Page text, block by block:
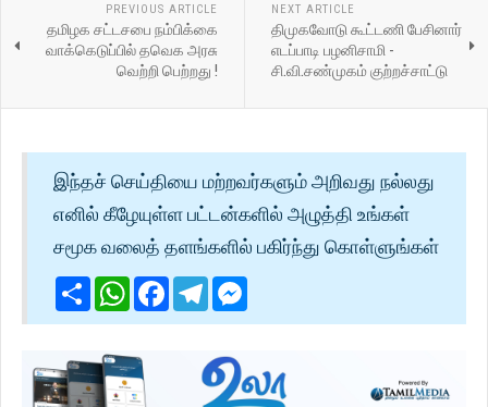
PREVIOUS ARTICLE
தமிழக சட்டசபை நம்பிக்கை
வாக்கெடுப்பில் தவெக அரசு
வெற்றி பெற்றது !
NEXT ARTICLE
திமுகவோடு கூட்டணி பேசினார்
எடப்பாடி பழனிசாமி -
சி.வி.சண்முகம் குற்றச்சாட்டு
இந்தச் செய்தியை மற்றவர்களும் அறிவது நல்லது
எனில் கீழேயுள்ள பட்டன்களில் அழுத்தி உங்கள்
சமூக வலைத் தளங்களில் பகிர்ந்து கொள்ளுங்கள்
ShareWhatsApp
Facebook
Telegram